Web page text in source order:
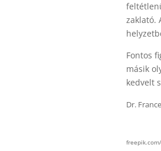
zaklató.
Fontos
másik
kedvelt
Dr.